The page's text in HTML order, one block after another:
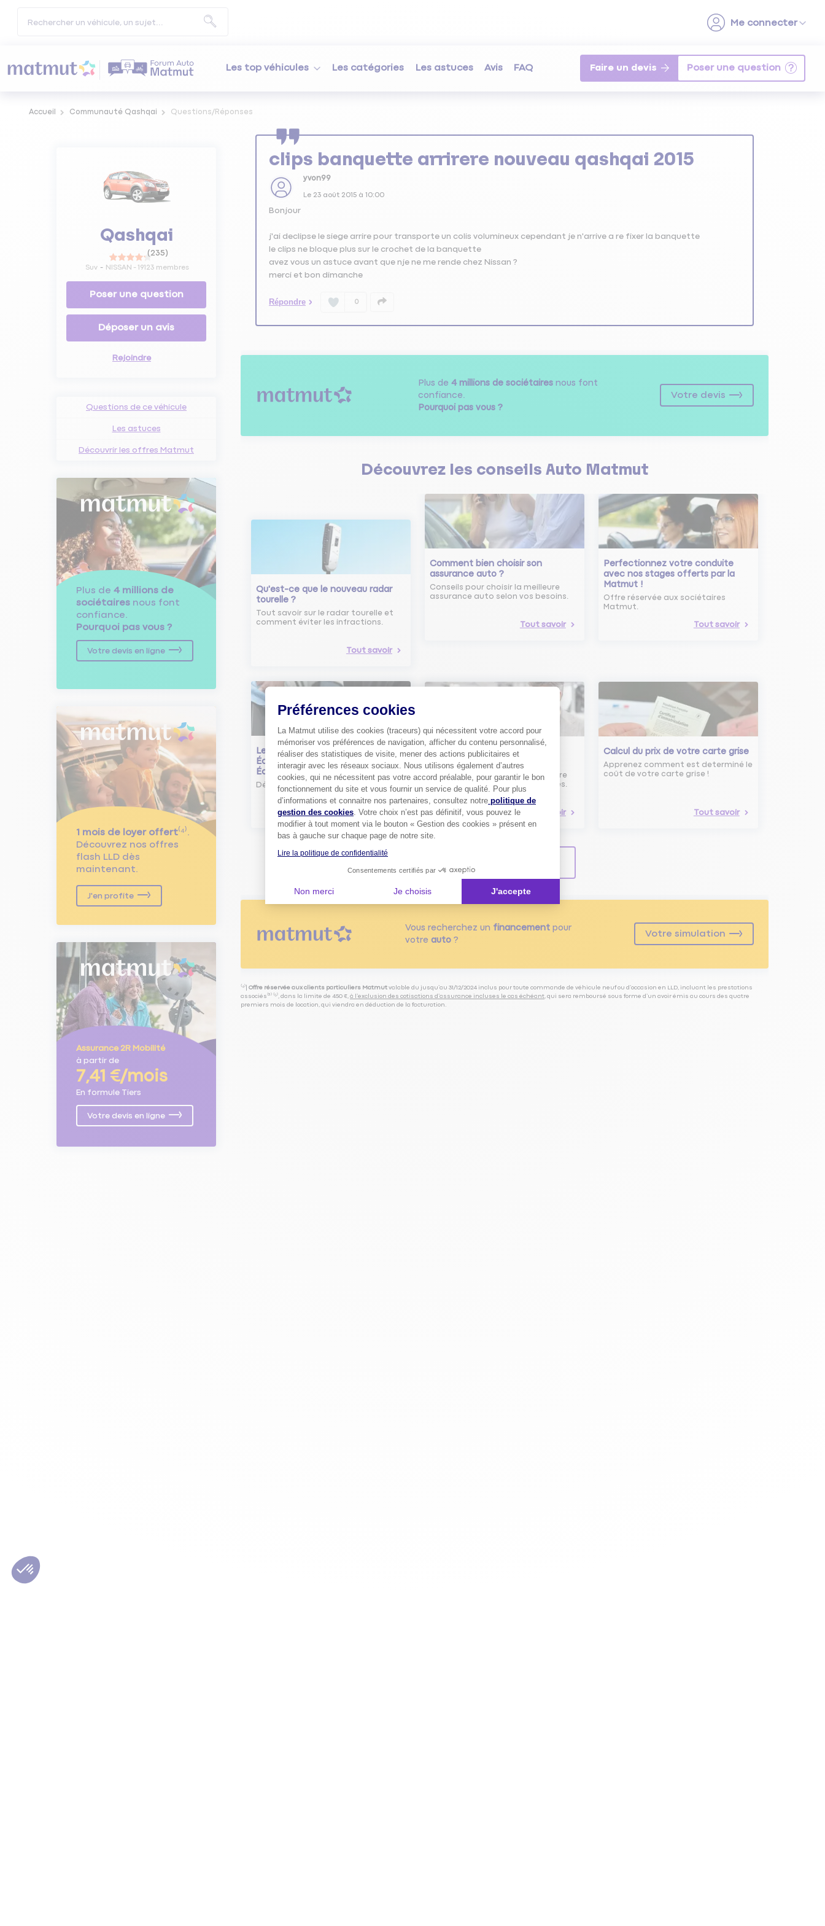
Les top véhicules Les catégories Les astuces Avis FAQ Faire un devis
Accueil Communauté Qashqai Questions/Réponses
Qashqai
(235)
Suv NISSAN - 19123membres
Poser une question
Déposer un avis
Rejoindre
Questions de ce véhicule
Les astuces
Découvrir les offres Matmut
Plus de 4 millions de
sociétaires nous font
confiance.
Pourquoi pas vous ?
Votre devis en ligne
1 mois de loyer offert⁽⁴⁾.
Découvrez nos offres
flash LLD dès
maintenant.
J'en profite
Assurance 2R Mobilité
à partir de
7,41 €/mois
En formule Tiers
Votre devis en ligne
clips banquette arrirere nouveau qashqai 2015
yvon99
Le 23 août 2015à 10:00
Bonjour
j'ai declipse le siege arrire pour transporte un colis volumineux cependant je n'arrive a re fixer la banquette
le clips ne bloque plus sur le crochet de la banquette
avez vous un astuce avant que nje ne me rende chez Nissan ?
merci et bon dimanche
Répondre 0
Plus de 4 millions de sociétairesnous font
confiance.
Pourquoi pas vous ?
Votre devis
Découvrez les conseils Auto Matmut
Qu'est-ce que le nouveau radar
tourelle ?
Tout savoir sur le radar tourelle et
comment éviter les infractions.
Tout savoir
Comment bien choisir son
assurance auto ?
Conseils pour choisir la meilleure
assurance auto selon vos besoins.
Tout savoir
Perfectionnez votre conduite
avec nos stages offerts par la
Matmut !
Offre réservée aux sociétaires
Matmut.
Tout savoir
Le Lavage Auto Sans Eau :
Écologique, Efficace et
Économique !
Découvrez le lavage auto sans eau !
Tout savoir
Boîte noire dans les voitures
neuves : de quoi s’agit-il ?
Depuis juillet 2024, une boîte noire
équipe toutes les voitures neuves.
Tout savoir
Calcul du prix de votre carte grise
Apprenez comment est determiné le
coût de votre carte grise !
Tout savoir
Vous recherchez un financementpour
votre auto?
Votre simulation
⁽⁴⁾| Offre réservée aux clients particuliers Matmut valable du jusqu’au 31/12/2024 inclus pour toute commande de véhicule neuf ou d’occasion en LLD, incluant les prestations
associés⁽³⁾ ⁽⁵⁾, dans la limite de 450 €, à l’exclusion des cotisations d’assurance incluses le cas échéant , qui sera remboursé sous forme d’un avoir émis au cours des quatre
premiers mois de location, qui viendra en déduction de la facturation.
Préférences cookies
La Matmut utilise des cookies (traceurs) qui nécessitent votre accord pour
mémoriser vos préférences de navigation, afficher du contenu personnalisé,
réaliser des statistiques de visite, mener des actions publicitaires et
interagir avec les réseaux sociaux. Nous utilisons également d’autres
cookies, qui ne nécessitent pas votre accord préalable, pour garantir le bon
fonctionnement du site et vous fournir un service de qualité. Pour plus
d’informations et connaitre nos partenaires, consultez notre politique de
gestion des cookies. Votre choix n’est pas définitif, vous pouvez le
modifier à tout moment via le bouton « Gestion des cookies » présent en
bas à gauche sur chaque page de notre site.
Lire la politique de confidentialité
Consentements certifiés par
Non merci Je choisis J'accepte
Axeptio consent